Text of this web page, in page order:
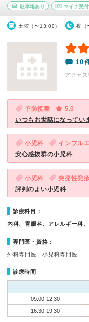
駐車場あり マイナ受付
土曜（〜13:00） 夜（
10
アクセ
予防接種
5.0
いつもお世話になってい
小児科 インフル
安心感抜群の小児科
小児科 突発性発疹
評判のよい小児科
診療科目：
内科、胃腸科、アレルギー科
専門医・資格：
外科専門医、小児科専門医
診療時間
09:00-12:30
16:30-19:30